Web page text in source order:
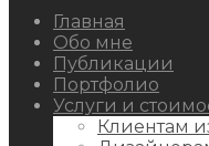
Главная
Обо мне
Публикации
Портфолио
Услуги и
Клиентам